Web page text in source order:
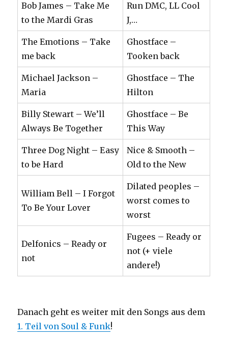
Bob James – Take Me
to the Mardi Gras
Run DMC, LL Cool
J,…
The Emotions – Take
me back
Ghostface –
Tooken back
Michael Jackson –
Maria
Ghostface – The
Hilton
Billy Stewart – We’ll
Always Be Together
Ghostface – Be
This Way
Three Dog Night – Easy
to be Hard
Nice & Smooth –
Old to the New
William Bell – I Forgot
To Be Your Lover
Dilated peoples –
worst comes to
worst
Delfonics – Ready or
not
Fugees – Ready or
not (+ viele
andere!)
Danach geht es weiter mit den Songs aus dem
1. Teil von Soul & Funk!